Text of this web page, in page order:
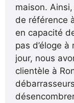
maison.
de référence
en capacité
pas d’éloge
jour, nous
clientèle à